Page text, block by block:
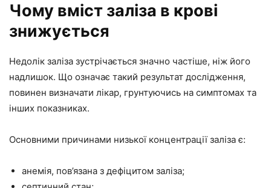
Чому вміст заліза в крові
знижується
Недолік заліза зустрічається значно частіше, ніж його
надлишок. Що означає такий результат дослідження,
повинен визначати лікар, грунтуючись на симптомах та
інших показниках.
Основними причинами низької концентрації заліза є:
анемія, пов’язана з дефіцитом заліза;